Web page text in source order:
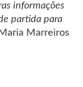
informações
partida para
Marreiros